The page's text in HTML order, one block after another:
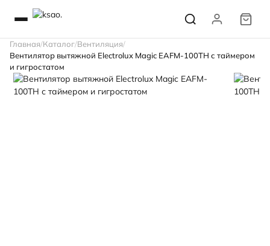
Главная Каталог Вентиляция
Вентилятор вытяжной Electrolux Magic EAFM-100TH с таймером
и гигростатом